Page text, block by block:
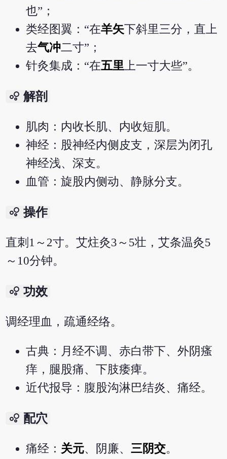
也”；
类经图翼：“在羊矢下斜里三分，直上
去气冲二寸”；
针灸集成：“在五里上一寸大些”。
bubble_chart 解剖
肌肉：内收长肌、内收短肌。
神经：股神经内侧皮支，深层为闭孔
神经浅、深支。
血管：旋股内侧动、静脉分支。
bubble_chart 操作
直刺1～2寸。艾炷灸3～5壮，艾条温灸5
～10分钟。
bubble_chart 功效
调经理血，疏通经络。
古典：月经不调、赤白带下、外阴瘙
痒，腿股痛、下肢痿痺。
近代报导：腹股沟淋巴结炎、痛经。
bubble_chart 配穴
痛经： 关元、阴廉、三阴交。